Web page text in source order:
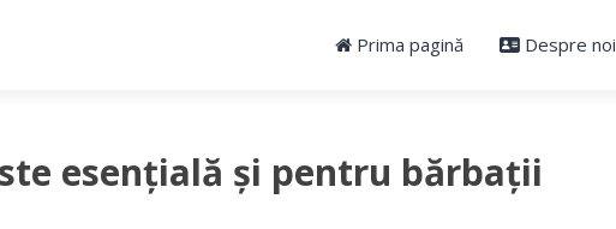
Prima pagină Despre noi
esențială și pentru bărbații